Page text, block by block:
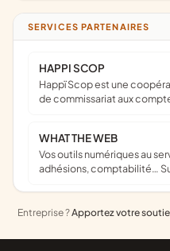
SERVICES PARTENAIRES
HAPPI SCOP
Happï Scop est une coopérative d’expertise comptable &
de commissariat aux
WHAT THE WEB
Vos outils numériques au service de votre mission : site web,
adhésions, comptabilité…
Entreprise ?Apportez votre